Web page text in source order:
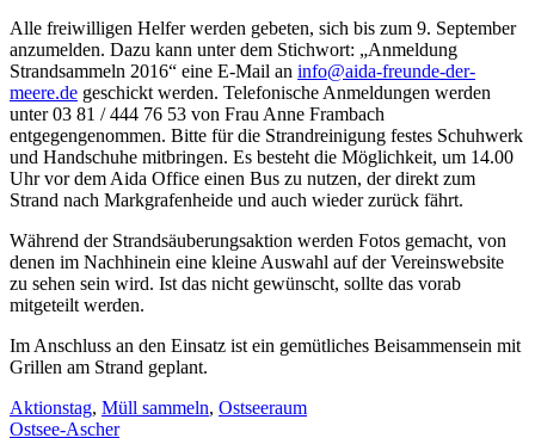
Alle freiwilligen Helfer werden gebeten, sich bis zum 9. September
anzumelden. Dazu kann unter dem Stichwort: „Anmeldung
Strandsammeln 2016“ eine E-Mail an info@aida-freunde-der-
meere.de geschickt werden. Telefonische Anmeldungen werden
unter 03 81 / 444 76 53 von Frau Anne Frambach
entgegengenommen. Bitte für die Strandreinigung festes Schuhwerk
und Handschuhe mitbringen. Es besteht die Möglichkeit, um 14.00
Uhr vor dem Aida Office einen Bus zu nutzen, der direkt zum
Strand nach Markgrafenheide und auch wieder zurück fährt.
Während der Strandsäuberungsaktion werden Fotos gemacht, von
denen im Nachhinein eine kleine Auswahl auf der Vereinswebsite
zu sehen sein wird. Ist das nicht gewünscht, sollte das vorab
mitgeteilt werden.
Im Anschluss an den Einsatz ist ein gemütliches Beisammensein mit
Grillen am Strand geplant.
Aktionstag, Müll sammeln, Ostseeraum
Ostsee-Ascher